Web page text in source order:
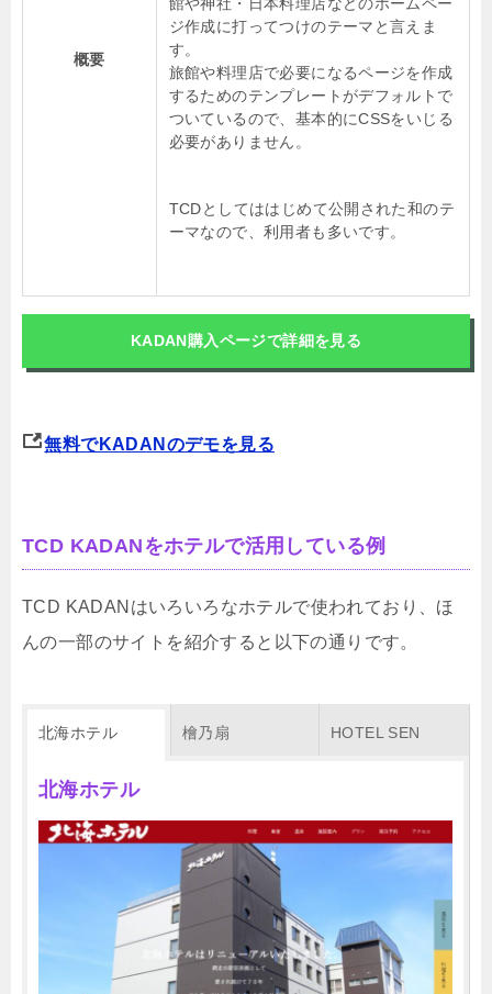
概要
ジ作成に打ってつけのテーマと言えま
す。
旅館や料理店で必要になるページを作成
するためのテンプレートがデフォルトで
ついているので、基本的にCSSをいじる
必要がありません。
TCDとしてははじめて公開された和のテ
ーマなので、利用者も多いです。
KADAN購入ページで詳細を見る
無料でKADANのデモを見る
TCD KADANをホテルで活用している例
TCD KADANはいろいろなホテルで使われており、ほ
んの一部のサイトを紹介すると以下の通りです。
北海ホテル 檜乃扇 HOTEL SEN
北海ホテル